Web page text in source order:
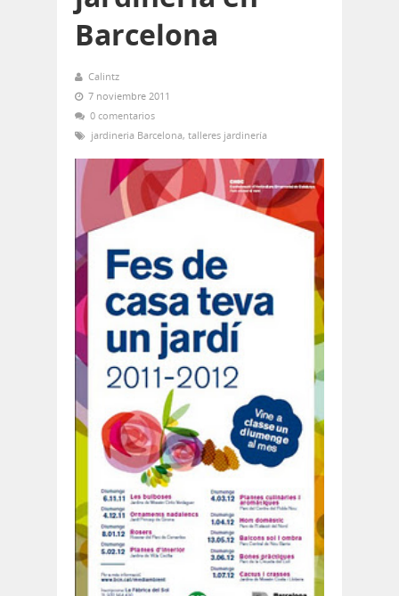
Barcelona
Calintz
7 noviembre 2011
0 comentarios
jardineria Barcelona, talleres jardinería